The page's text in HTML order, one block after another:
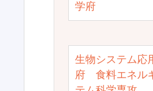
学府
生物システム応
府 食料エネル